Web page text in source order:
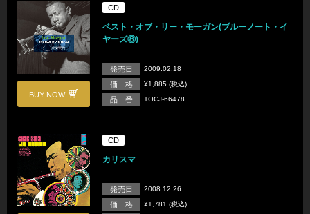
BUY NOW
CD
ベスト・オブ・リー・モーガン(ブルーノート・イ
ヤーズ⑧)
発売日 2009.02.18
価 格 ¥1,885 (税込)
品 番 TOCJ-66478
CD
カリスマ
発売日 2008.12.26
価 格 ¥1,781 (税込)